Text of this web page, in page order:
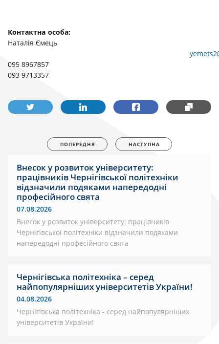
Контактна особа:
Наталія Ємець
095 8967857
093 9713357
ПОПЕРЕДНЯ НАСТУПНА
Внесок у розвиток університету:
працівників Чернігівської політехніки
відзначили подяками напередодні
професійного свята
07.08.2026
Внесок у розвиток університету: працівників
Чернігівської політехніки відзначили подяками
напередодні професійного свята
Чернігівська політехніка – серед
найпопулярніших університетів України!
04.08.2026
Чернігівська політехніка - серед найпопулярніших
університетів України!